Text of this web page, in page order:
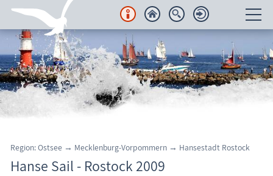
Unterkünfte
Regionales
Urlaubsorte
Karten
Freizeit
Hansestadt Rostock - Hanse Sail
Region: Ostsee → Mecklenburg-Vorpommern → Hansestadt Rostock
Hanse Sail - Rostock 2009